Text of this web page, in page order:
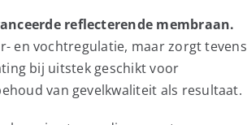
reflecterende membraan.
en vochtregulatie, maar zorgt tevens
bij uitstek geschikt voor
van gevelkwaliteit als resultaat.